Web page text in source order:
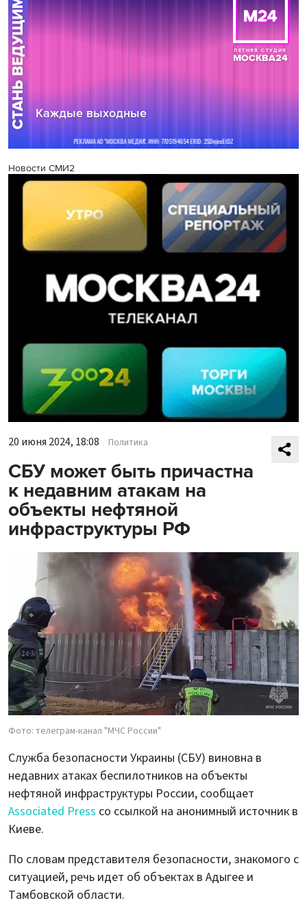
Новости СМИ2
20 июня 2024, 18:08 Политика
СБУ может быть причастна
к недавним атакам на
объекты нефтяной
инфраструктуры РФ
Фото: телеграм-канал "МЧС России"
Служба безопасности Украины (СБУ) виновна в
недавних атаках беспилотников на объекты
нефтяной инфраструктуры России, сообщает
Associated Press со ссылкой на анонимный источник в
Киеве.
По словам представителя безопасности, знакомого с
ситуацией, речь идет об объектах в Адыгее и
Тамбовской области.